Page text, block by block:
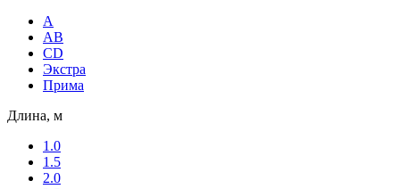
A
AB
CD
Экстра
Прима
Длина, м
1.0
1.5
2.0